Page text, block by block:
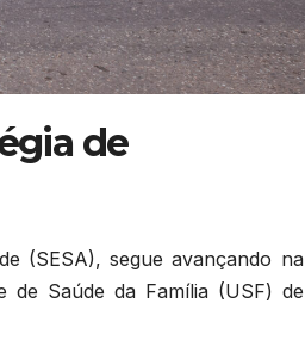
de
(SESA), segue avançando na
de Saúde da Família (USF) de